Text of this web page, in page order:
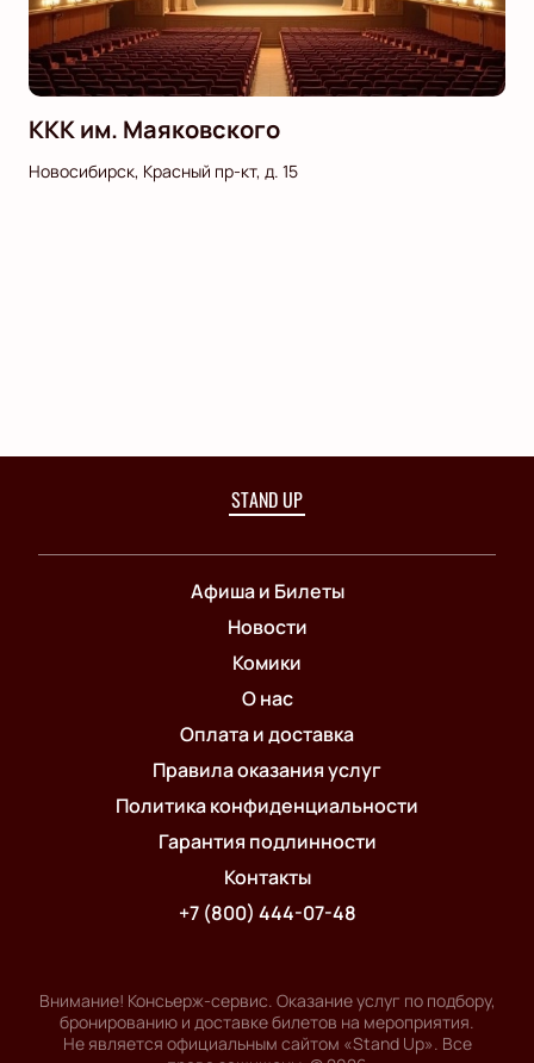
ККК им. Маяковского
Новосибирск, Красный пр-кт, д. 15
STAND UP
Афиша и Билеты
Новости
Комики
О нас
Оплата и доставка
Правила оказания услуг
Политика конфиденциальности
Гарантия подлинности
Контакты
+7 (800) 444-07-48
Внимание! Консьерж-сервис. Оказание услуг по подбору,
бронированию и доставке билетов на мероприятия.
Не является официальным сайтом «Stand Up». Все